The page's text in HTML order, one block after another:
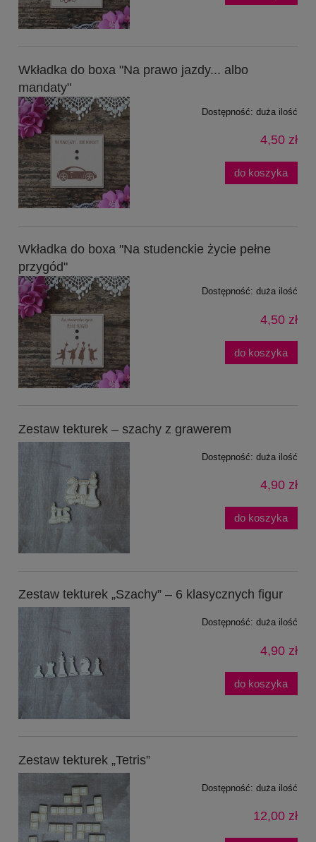
Wkładka do boxa "Na prawo jazdy... albo
mandaty"
Dostępność: duża ilość
4,50 zł
do koszyka
Wkładka do boxa "Na studenckie życie pełne
przygód"
Dostępność: duża ilość
4,50 zł
do koszyka
Zestaw tekturek – szachy z grawerem
Dostępność: duża ilość
4,90 zł
do koszyka
Zestaw tekturek „Szachy” – 6 klasycznych figur
Dostępność: duża ilość
4,90 zł
do koszyka
Zestaw tekturek „Tetris”
Dostępność: duża ilość
12,00 zł